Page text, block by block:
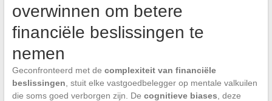
overwinnen om betere
financiële beslissingen te
nemen
Geconfronteerd met de complexiteit van financiële
beslissingen , stuit elke vastgoedbelegger op mentale valkuilen
die soms goed verborgen zijn. De cognitieve biases , deze